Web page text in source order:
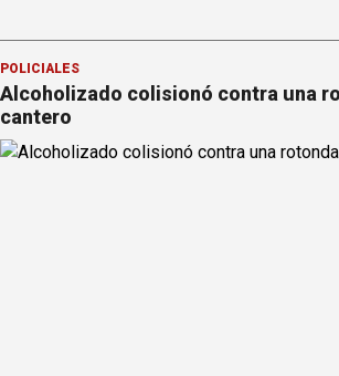
POLICIALES
Alcoholizado colisionó contra una
cantero